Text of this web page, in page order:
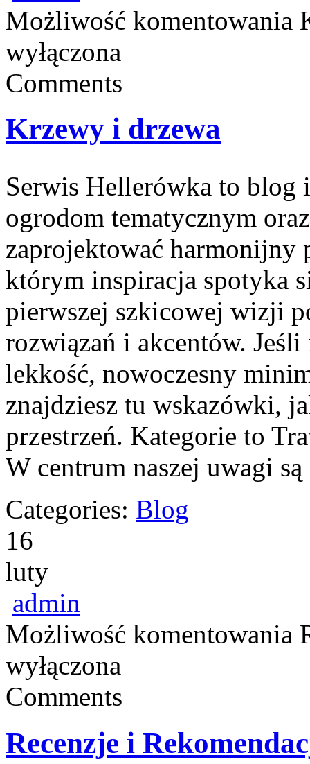
Możliwość komentowania
wyłączona
Comments
Krzewy i drzewa
Serwis Hellerówka to blog
ogrodom tematycznym
zaprojektować harmonijny
którym inspiracja spotyka
pierwszej szkicowej wizji
rozwiązań i akcentów.
lekkość, nowoczesny
znajdziesz tu wskazówki,
przestrzeń. Kategorie to
W centrum naszej uwagi
Categories: Blog
16
luty
admin
Możliwość komentowania
wyłączona
Comments
Recenzje i